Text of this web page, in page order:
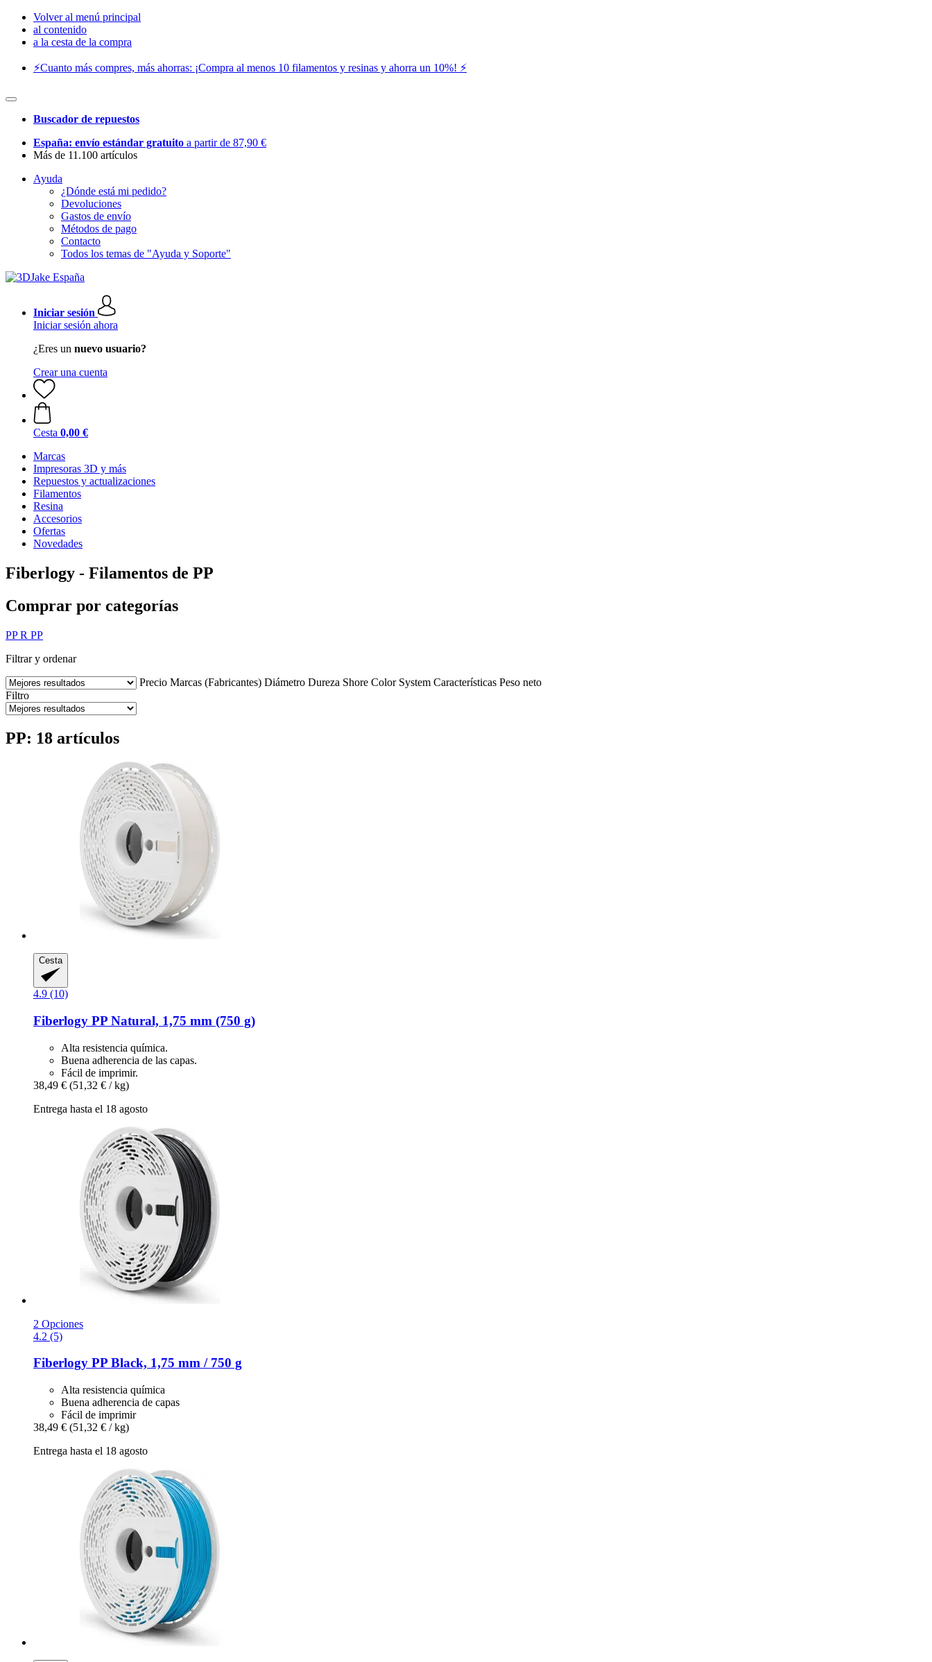
Volver al menú principal
al contenido
a la cesta de la compra
⚡️Cuanto más compres, más ahorras: ¡Compra al menos 10 filamentos y resinas y ahorra un 10%! ⚡️
Buscador de repuestos
España: envío estándar gratuito a partir de 87,90 €
Más de 11.100 artículos
Ayuda
¿Dónde está mi pedido?
Devoluciones
Gastos de envío
Métodos de pago
Contacto
Todos los temas de "Ayuda y Soporte"
Iniciar sesión
Iniciar sesión ahora
¿Eres un nuevo usuario?
Crear una cuenta
Cesta 0,00 €
Marcas
Impresoras 3D y más
Repuestos y actualizaciones
Filamentos
Resina
Accesorios
Ofertas
Novedades
Fiberlogy - Filamentos de PP
Comprar por categorías
PP R PP
Filtrar y ordenar
Precio Marcas (Fabricantes) Diámetro Dureza Shore Color System Características Peso neto
Filtro
PP: 18 artículos
Cesta
4.9 (10)
Fiberlogy PP Natural, 1,75 mm (750 g)
Alta resistencia química.
Buena adherencia de las capas.
Fácil de imprimir.
38,49 € (51,32 € / kg)
Entrega hasta el 18 agosto
2 Opciones
4.2 (5)
Fiberlogy PP Black, 1,75 mm / 750 g
Alta resistencia química
Buena adherencia de capas
Fácil de imprimir
38,49 € (51,32 € / kg)
Entrega hasta el 18 agosto